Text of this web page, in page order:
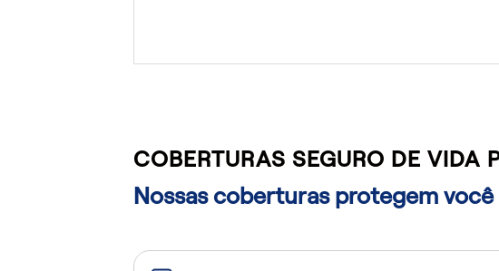
COBERTURAS SEGURO DE VIDA
Nossas coberturas protegem você